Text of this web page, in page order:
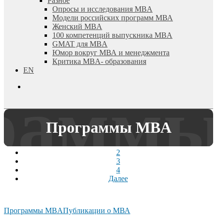
Опросы и исследования MBA
Модели российских программ МВА
Женский MBA
100 компетенций выпускника MBA
GMAT для MBA
Юмор вокруг МВА и менеджмента
Критика MBA- образования
EN
Программы MBA
2
3
4
Далее
Программы MBAПубликации о МВА